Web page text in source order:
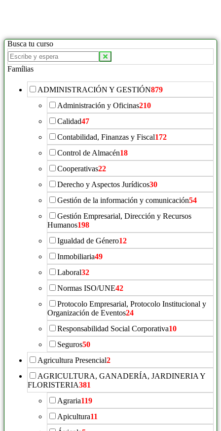
Busca tu curso
Famílias
ADMINISTRACIÓN Y GESTIÓN879
Administración y Oficinas210
Calidad47
Contabilidad, Finanzas y Fiscal172
Control de Almacén18
Cooperativas22
Derecho y Aspectos Jurídicos30
Gestión de la información y comunicación54
Gestión Empresarial, Dirección y Recursos
Humanos198
Igualdad de Género12
Inmobiliaria49
Laboral32
Normas ISO/UNE42
Protocolo Empresarial, Protocolo Institucional y
Organización de Eventos24
Responsabilidad Social Corporativa10
Seguros50
Agricultura Presencial2
AGRICULTURA, GANADERÍA, JARDINERIA Y
FLORISTERIA381
Agraria119
Apicultura11